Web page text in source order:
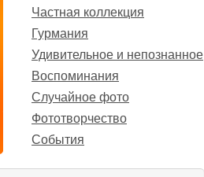
Частная коллекция
Гурмания
Удивительное и непознанное
Воспоминания
Случайное фото
Фототворчество
События